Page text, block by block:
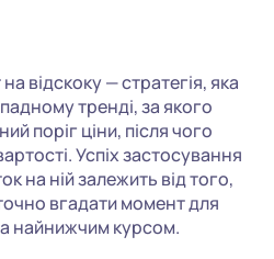
відскоку — стратегія, яка
тренді, за якого
поріг ціни, після чого
Успіх застосування
на ній залежить від того,
вгадати момент для
найнижчим курсом.